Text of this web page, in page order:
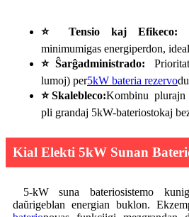
⭐ Tensio kaj Efikeco:
minimumigas energiperdon,
⭐ Ŝarĝadministrado:
lumoj) per5kW bateria rezervo
⭐Skalebleco:Kombinu plurajn
pli grandaj 5kW-bateriostokaj
Kial Elekti 5kW Sunan
5-kW suna bateriosistemo
daŭrigeblan energian buklon.